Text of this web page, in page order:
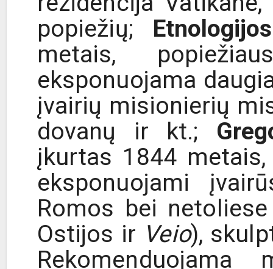
popiežių;
metais,
eksponuojama
įvairių misionierių
dovanų ir kt.;
įkurtas 1844
eksponuojami
Romos bei
Ostijos ir Veio),